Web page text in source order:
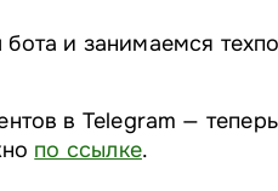
и занимаемся
в Telegram —
по ссылке.